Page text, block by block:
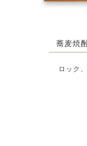
蕎麦
ロック